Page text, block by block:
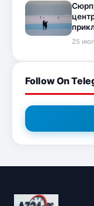
25
Follow On